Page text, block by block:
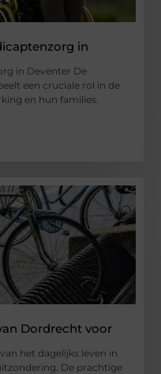
in
in Deventer De
een cruciale rol in de
en hun families.
Dordrecht voor
het dagelijks leven in
De prachtige